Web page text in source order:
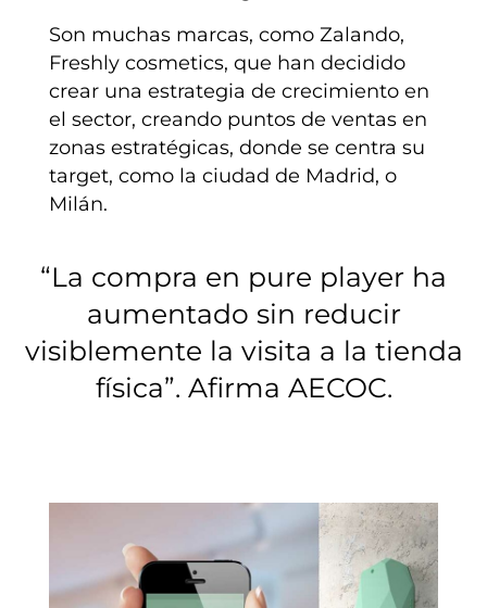
Son muchas marcas, como Zalando,
Freshly cosmetics, que han decidido
crear una estrategia de crecimiento en
el sector, creando puntos de ventas en
zonas estratégicas, donde se centra su
target, como la ciudad de Madrid, o
Milán.
“La compra en pure player ha
aumentado sin reducir
visiblemente la visita a la tienda
física”. Afirma AECOC.